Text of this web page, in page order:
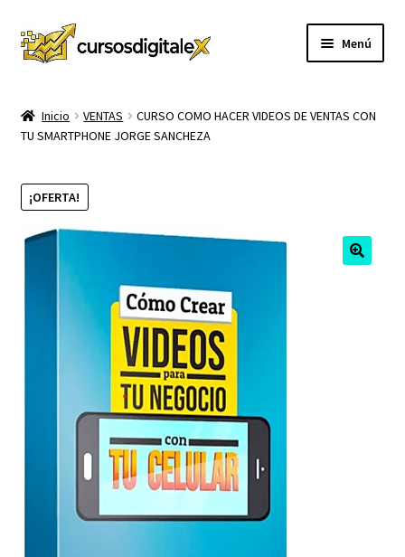
Ir
a
Ir
al
Menú
TIENDA
CURSOS
hijo
MEMBRESIA
MI CUENTA
Inicio VENTAS
CURSO COMO HACER VIDEOS DE VENTAS CON
TU SMARTPHONE JORGE SANCHEZA
¡OFERTA!